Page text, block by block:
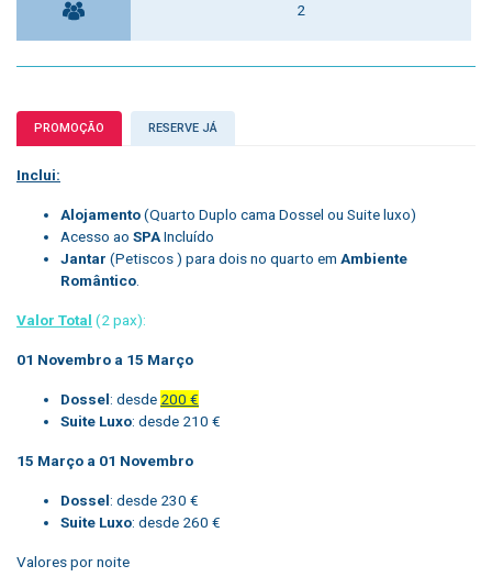
2
PROMOÇÃO RESERVE JÁ
Inclui:
Alojamento(Quarto Duplo cama Dossel ou Suite luxo)
Acesso ao SPAIncluído
Jantar (Petiscos ) para dois no quarto em Ambiente
Romântico
Valor Total (2 pax):
01 Novembro a 15 Março
Dossel: desde 200 €
Suite Luxo: desde 210 €
15 Março a 01 Novembro
Dossel: desde 230 €
Suite Luxo: desde 260 €
Valores por noite